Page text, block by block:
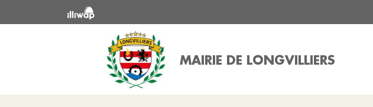
MAIRIE DE LONGVILLIERS